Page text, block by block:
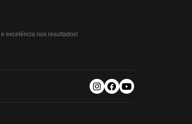
excelência nos resultados!